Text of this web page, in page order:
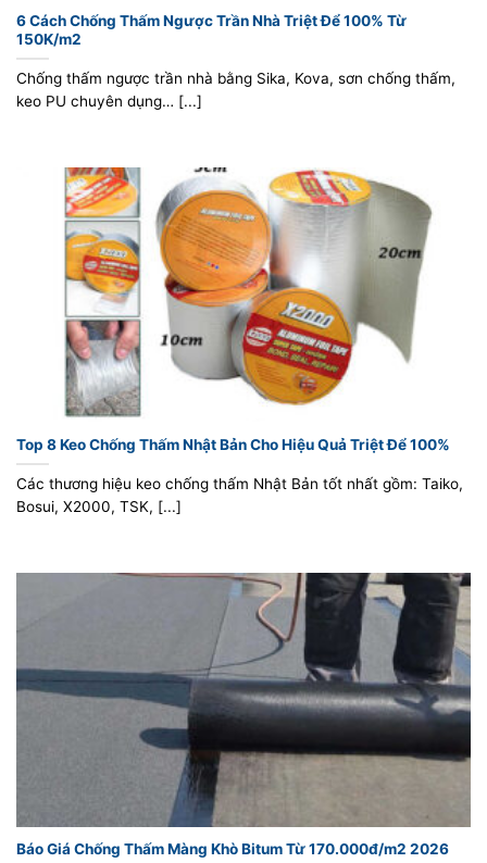
6 Cách Chống Thấm Ngược Trần Nhà Triệt Để 100% Từ
150K/m2
Chống thấm ngược trần nhà bằng Sika, Kova, sơn chống thấm,
keo PU chuyên dụng… [...]
Top 8 Keo Chống Thấm Nhật Bản Cho Hiệu Quả Triệt Để 100%
Các thương hiệu keo chống thấm Nhật Bản tốt nhất gồm: Taiko,
Bosui, X2000, TSK, [...]
Báo Giá Chống Thấm Màng Khò Bitum Từ 170.000đ/m2 2026